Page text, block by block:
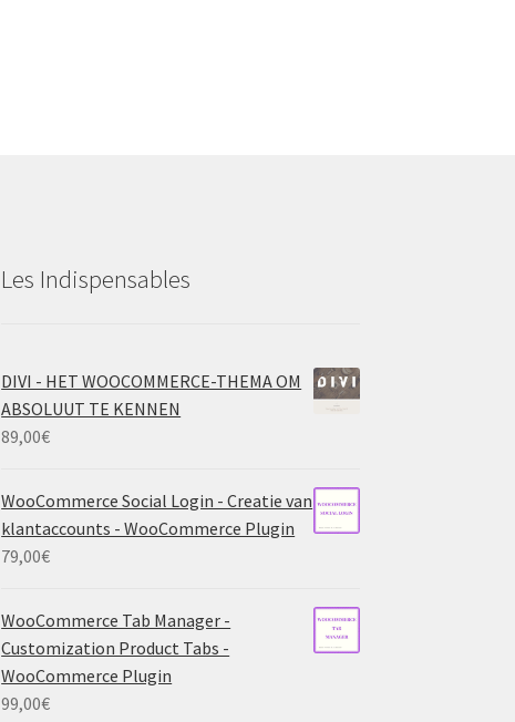
Les Indispensables
DIVI - HET WOOCOMMERCE-THEMA OM
ABSOLUUT TE KENNEN
89,00€
WooCommerce Social Login - Creatie van
klantaccounts - WooCommerce Plugin
79,00€
WooCommerce Tab Manager -
Customization Product Tabs -
WooCommerce Plugin
99,00€